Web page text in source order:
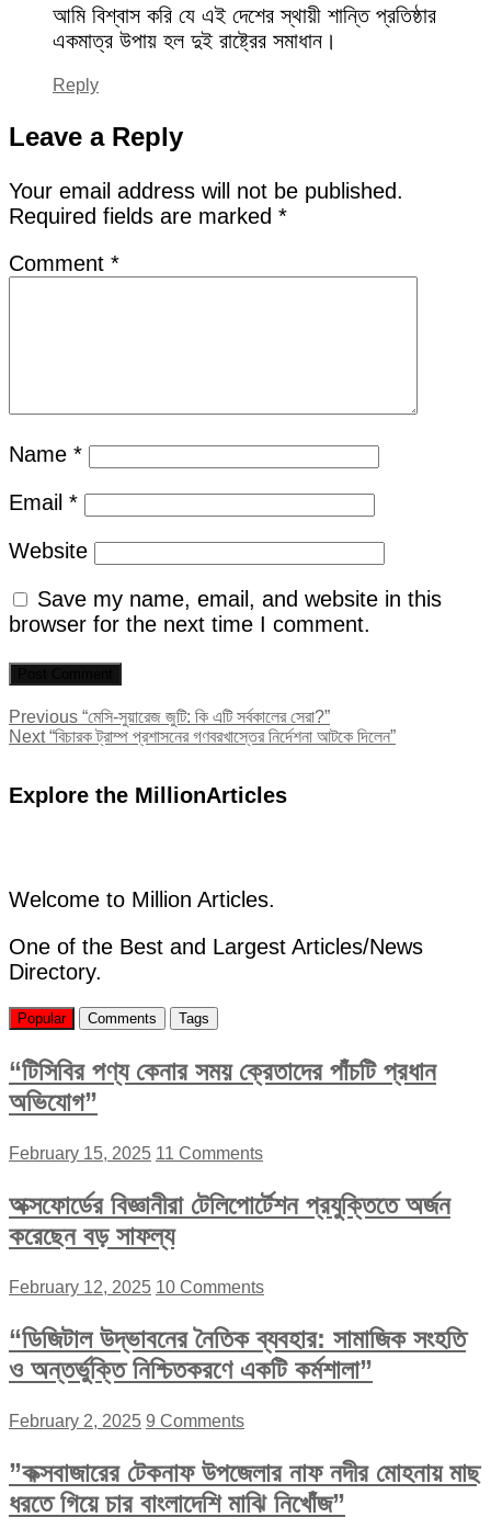
আমি বিশ্বাস করি যে এই দেশের স্থায়ী শান্তি প্রতিষ্ঠার
একমাত্র উপায় হল দুই রাষ্ট্রের সমাধান।
Reply
Leave a Reply
Your email address will not be published.
Required fields are marked *
Comment *
Name *
Email *
Website
Save my name, email, and website in this
browser for the next time I comment.
Post
navigation
Previous Previous
post:
“মেসি-সুয়ারেজ জুটি: কি এটি সর্বকালের সেরা?”
Next Next
“বিচারক ট্রাম্প প্রশাসনের গণবরখাস্তের নির্দেশনা আটকে দিলেন”
Explore the MillionArticles
Welcome to Million Articles.
One of the Best and Largest Articles/News
Directory.
Popular Comments Tags
“টিসিবির পণ্য কেনার সময় ক্রেতাদের পাঁচটি প্রধান
অভিযোগ”
February 15, 2025 11 Comments
অক্সফোর্ডের বিজ্ঞানীরা টেলিপোর্টেশন প্রযুক্তিতে অর্জন
করেছেন বড় সাফল্য
February 12, 2025 10 Comments
“ডিজিটাল উদ্ভাবনের নৈতিক ব্যবহার: সামাজিক সংহতি
ও অন্তর্ভুক্তি নিশ্চিতকরণে একটি কর্মশালা”
February 2, 2025 9 Comments
”কক্সবাজারের টেকনাফ উপজেলার নাফ নদীর মোহনায় মাছ
ধরতে গিয়ে চার বাংলাদেশি মাঝি নিখোঁজ”